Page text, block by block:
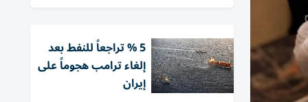
5 % تراجعاً للنفط بعد
إلغاء ترامب هجوماً على
إيران